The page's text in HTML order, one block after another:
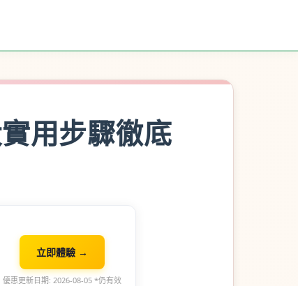
用步驟徹底
立即體驗 →
優惠更新日期: 2026-08-05 *仍有效